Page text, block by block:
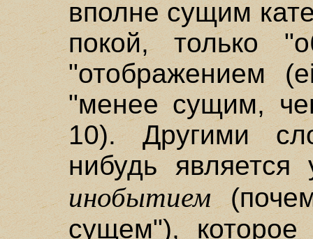
вполне сущим
покой, только
"отображением
"менее сущим,
10). Другими
нибудь
инобытием
сущем"), которое